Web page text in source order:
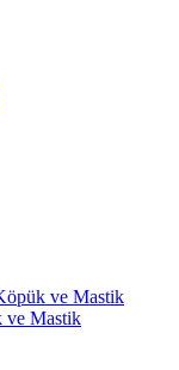
ve Mastik
ve Mastik